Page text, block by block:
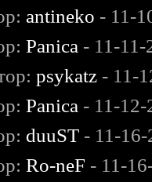
antineko - 11-
Panica - 11-
psykatz - 11-
Panica - 11-
duuST - 11-
Ro-neF - 11-